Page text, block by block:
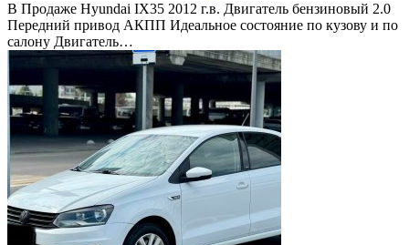
В Продаже Hyundai IX35 2012 г.в. Двигатель бензиновый 2.0
Передний привод АКПП Идеальное состояние по кузову и по
салону Двигатель…